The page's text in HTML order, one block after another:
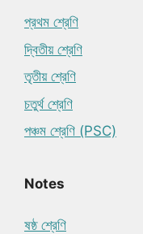
প্রথম শ্রেণি
দ্বিতীয় শ্রেণি
তৃতীয় শ্রেণি
চতুর্থ শ্রেণি
পঞ্চম শ্রেণি (PSC)
Notes
ষষ্ঠ শ্রেণি